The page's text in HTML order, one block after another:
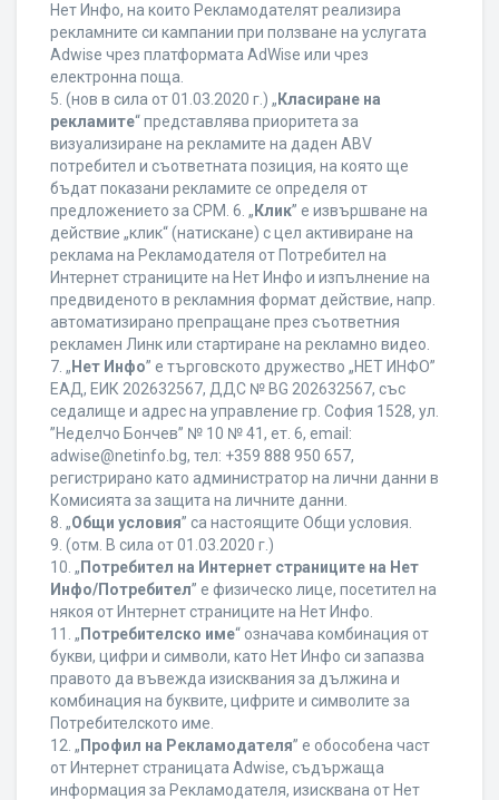
Нет Инфо, на които Рекламодателят реализира
рекламните си кампании при ползване на услугата
Adwise чрез платформата AdWise или чрез
електронна поща.
5. (нов в сила от 01.03.2020 г.) „ Класиране на
рекламите“ представлява приоритета за
визуализиране на рекламите на даден ABV
потребител и съответната позиция, на която ще
бъдат показани рекламите се определя от
предложението за CPM. 6. „ Клик” е извършване на
действие „клик“ (натискане) с цел активиране на
реклама на Рекламодателя от Потребител на
Интернет страниците на Нет Инфо и изпълнение на
предвиденото в рекламния формат действие, напр.
автоматизирано препращане през съответния
рекламен Линк или стартиране на рекламно видео.
7. „ Нет Инфо” е търговското дружество „НЕТ ИНФО”
ЕАД, ЕИК 202632567, ДДС № BG 202632567, със
седалище и адрес на управление гр. София 1528, ул.
”Неделчо Бончев” № 10 № 41, ет. 6, еmail:
adwise@netinfo.bg, тел: +359 888 950 657,
регистрирано като администратор на лични данни в
Комисията за защита на личните данни.
8. „Общи условия” са настоящите Общи условия.
9. (отм. В сила от 01.03.2020 г.)
10. „ Потребител на Интернет страниците на Нет
Инфо/Потребител” е физическо лице, посетител на
някоя от Интернет страниците на Нет Инфо.
11. „ Потребителско име“ означава комбинация от
букви, цифри и символи, като Нет Инфо си запазва
правото да въвежда изисквания за дължина и
комбинация на буквите, цифрите и символите за
Потребителското име.
12. „ Профил на Рекламодателя” е обособена част
от Интернет страницата Adwise, съдържаща
информация за Рекламодателя, изисквана от Нет